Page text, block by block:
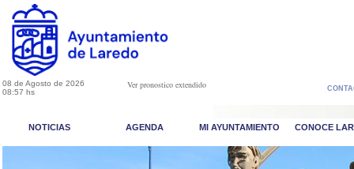
08 de Agosto de 2026
08:57 hs
Ver pronostico extendido
NOTICIAS AGENDA MI AYUNTAMIENTO CONOCE